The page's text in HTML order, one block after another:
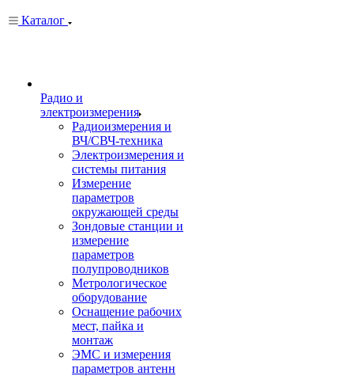
Каталог
Радио и
электроизмерения
Радиоизмерения и
ВЧ/СВЧ-техника
Электроизмерения и
системы питания
Измерение
параметров
окружающей среды
Зондовые станции и
измерение
параметров
полупроводников
Метрологическое
оборудование
Оснащение рабочих
мест, пайка и
монтаж
ЭМС и измерения
параметров антенн